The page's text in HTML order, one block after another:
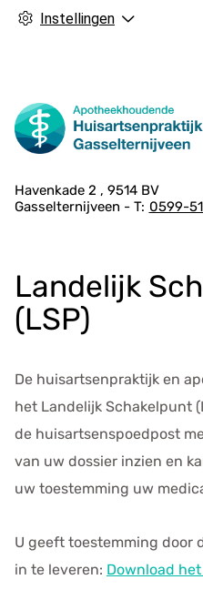
Instellingen
A
d
s
g
e
e
v
e
n
s
Havenkade 2
9514 BV
Gasselternijveen
0599-
Landelijk
(LSP)
De huisartsenpraktijk en
het Landelijk Schakelpunt
de huisartsenspoedpost
van uw dossier inzien en
uw toestemming uw
U geeft toestemming door
in te leveren: Download